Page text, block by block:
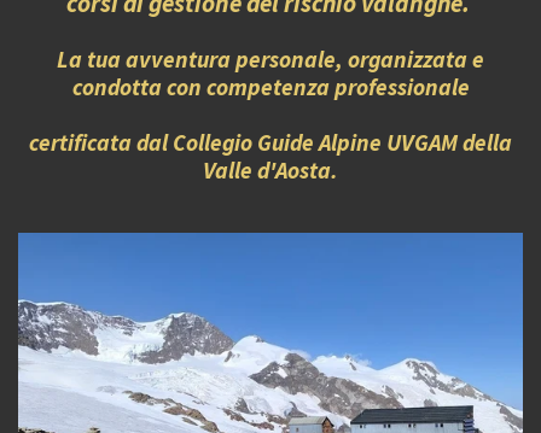
La tua avventura personale, organizzata e
condotta con competenza professionale
certificata dal Collegio Guide Alpine UVGAM della
Valle d'Aosta.